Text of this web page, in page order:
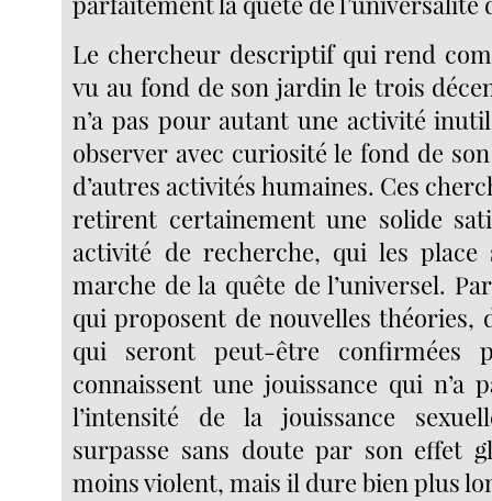
Le chercheur descriptif qui rend
vu au fond de son jardin le trois
n’a pas pour autant une activité
observer avec curiosité le fond de
d’autres activités humaines. Ces
retirent certainement une solide
activité de recherche, qui les
marche de la quête de l’universel.
qui proposent de nouvelles théories,
qui seront peut-être confirmées
connaissent une jouissance qui n’a
l’intensité de la jouissance
surpasse sans doute par son effet
moins violent, mais il dure bien plus